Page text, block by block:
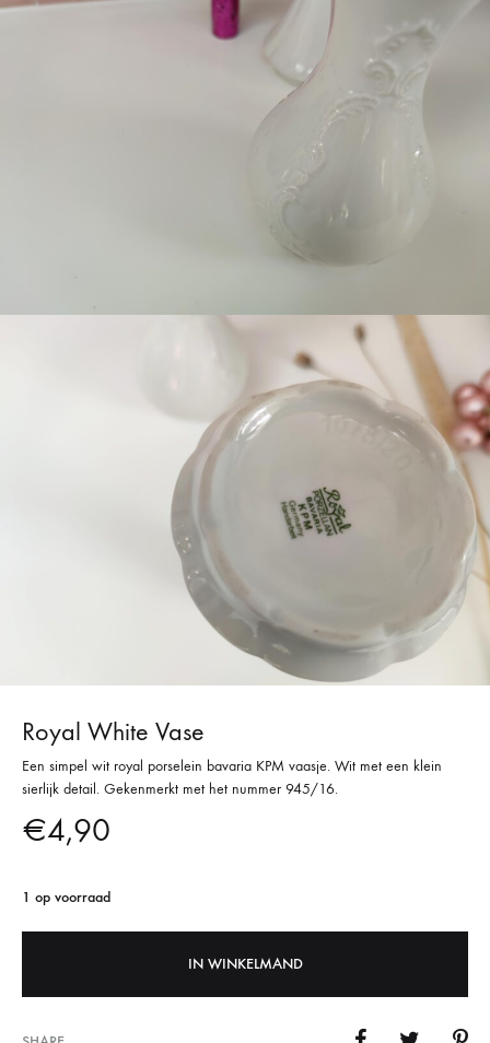
Royal White Vase
Een simpel wit royal porselein bavaria KPM vaasje. Wit met een klein
sierlijk detail. Gekenmerkt met het nummer 945/16.
€4,90
1 op voorraad
IN WINKELMAND